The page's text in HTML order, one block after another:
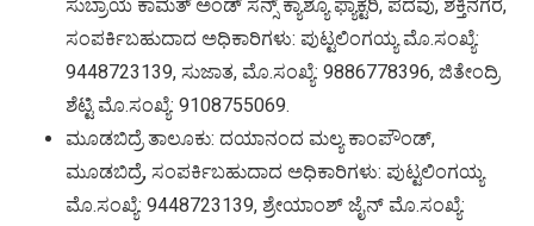
ಸುಬ್ರಾಯ ಕಾಮತ್ ಅಂಡ್ ಸನ್ಸ್ ಕ್ಯಾಶ್ಯೂ ಫ್ಯಾಕ್ಟರಿ, ಪದವು, ಶಕ್ತಿನಗರ,
ಸಂಪರ್ಕಿಬಹುದಾದ ಅಧಿಕಾರಿಗಳು: ಪುಟ್ಟಲಿಂಗಯ್ಯ ಮೊ.ಸಂಖ್ಯೆ:
9448723139, ಸುಜಾತ, ಮೊ.ಸಂಖ್ಯೆ: 9886778396, ಜಿತೇಂದ್ರಿ
ಶೆಟ್ಟಿ ಮೊ.ಸಂಖ್ಯೆ: 9108755069.
ಮೂಡಬಿದ್ರೆ ತಾಲೂಕು: ದಯಾನಂದ ಮಲ್ಯ ಕಾಂಪೌಂಡ್,
ಮೂಡಬಿದ್ರೆ, ಸಂಪರ್ಕಿಬಹುದಾದ ಅಧಿಕಾರಿಗಳು: ಪುಟ್ಟಲಿಂಗಯ್ಯ
ಮೊ.ಸಂಖ್ಯೆ: 9448723139, ಶ್ರೇಯಾಂಶ್ ಜೈನ್ ಮೊ.ಸಂಖ್ಯೆ: